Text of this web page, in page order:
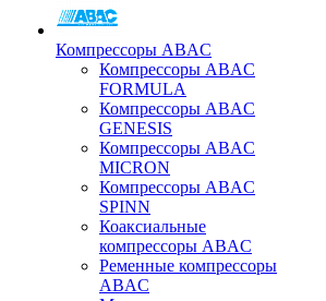
Компрессоры ABAC
Компрессоры ABAC
FORMULA
Компрессоры ABAC
GENESIS
Компрессоры ABAC
MICRON
Компрессоры ABAC
SPINN
Коаксиальные
компрессоры ABAC
Ременные компрессоры
ABAC